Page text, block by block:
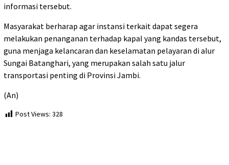
informasi tersebut.
Masyarakat berharap agar instansi terkait dapat segera
melakukan penanganan terhadap kapal yang kandas tersebut,
guna menjaga kelancaran dan keselamatan pelayaran di alur
Sungai Batanghari, yang merupakan salah satu jalur
transportasi penting di Provinsi Jambi.
(An)
Post Views: 328